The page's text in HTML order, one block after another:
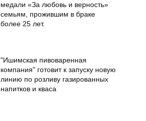
медали «За любовь и верность»
семьям, прожившим в браке
более 25 лет.
"Ишимская пивоваренная
компания" готовит к запуску новую
линию по розливу газированных
напитков и кваса